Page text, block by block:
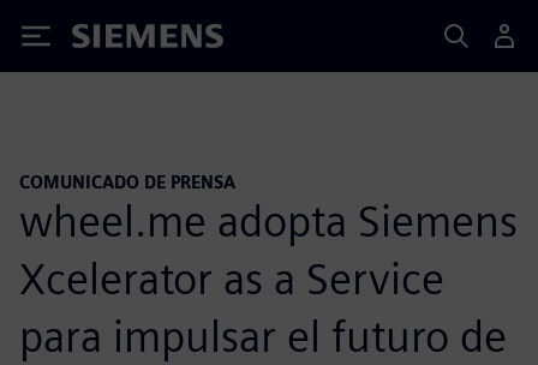
Siemens
COMUNICADO DE PRENSA
wheel.me adopta Siemens
Xcelerator as a Service
para impulsar el futuro de